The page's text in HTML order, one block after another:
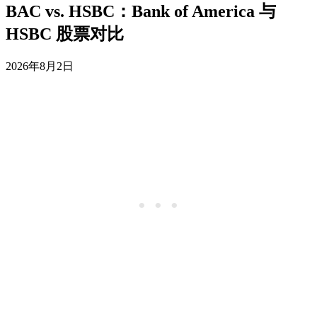
BAC vs. HSBC：Bank of America 与
HSBC 股票对比
2026年8月2日